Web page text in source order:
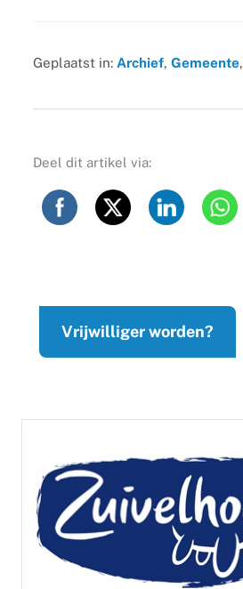
Geplaatst in: Archief, Gemeente,
Deel dit artikel via:
Vrijwilliger worden?